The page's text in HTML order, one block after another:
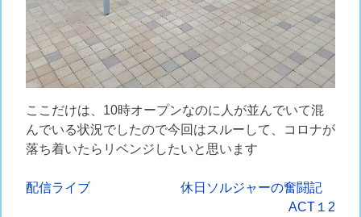
ここだけは、10時オープンなのに人が並んでいて混
んでいる状況でしたので今回はスルーして、コロナが
落ち着いたらリベンジしたいと思います
投
配信ライブ
休日ソルジャーの奮闘記
ACT１2